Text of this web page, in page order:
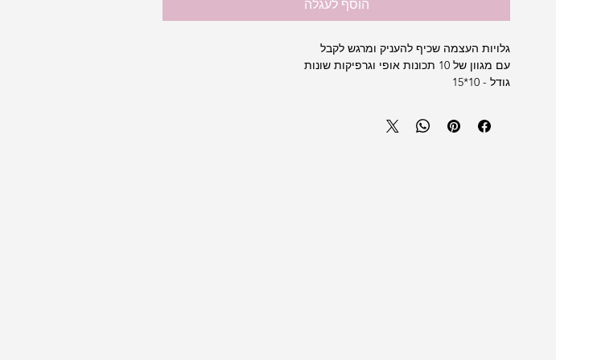
הוסף לעגלה
גלויות העצמה שכיף להעניק ומרגש לקבל
עם מגוון של 10 תכונות אופי וגרפיקות שונות
גודל - 10*15